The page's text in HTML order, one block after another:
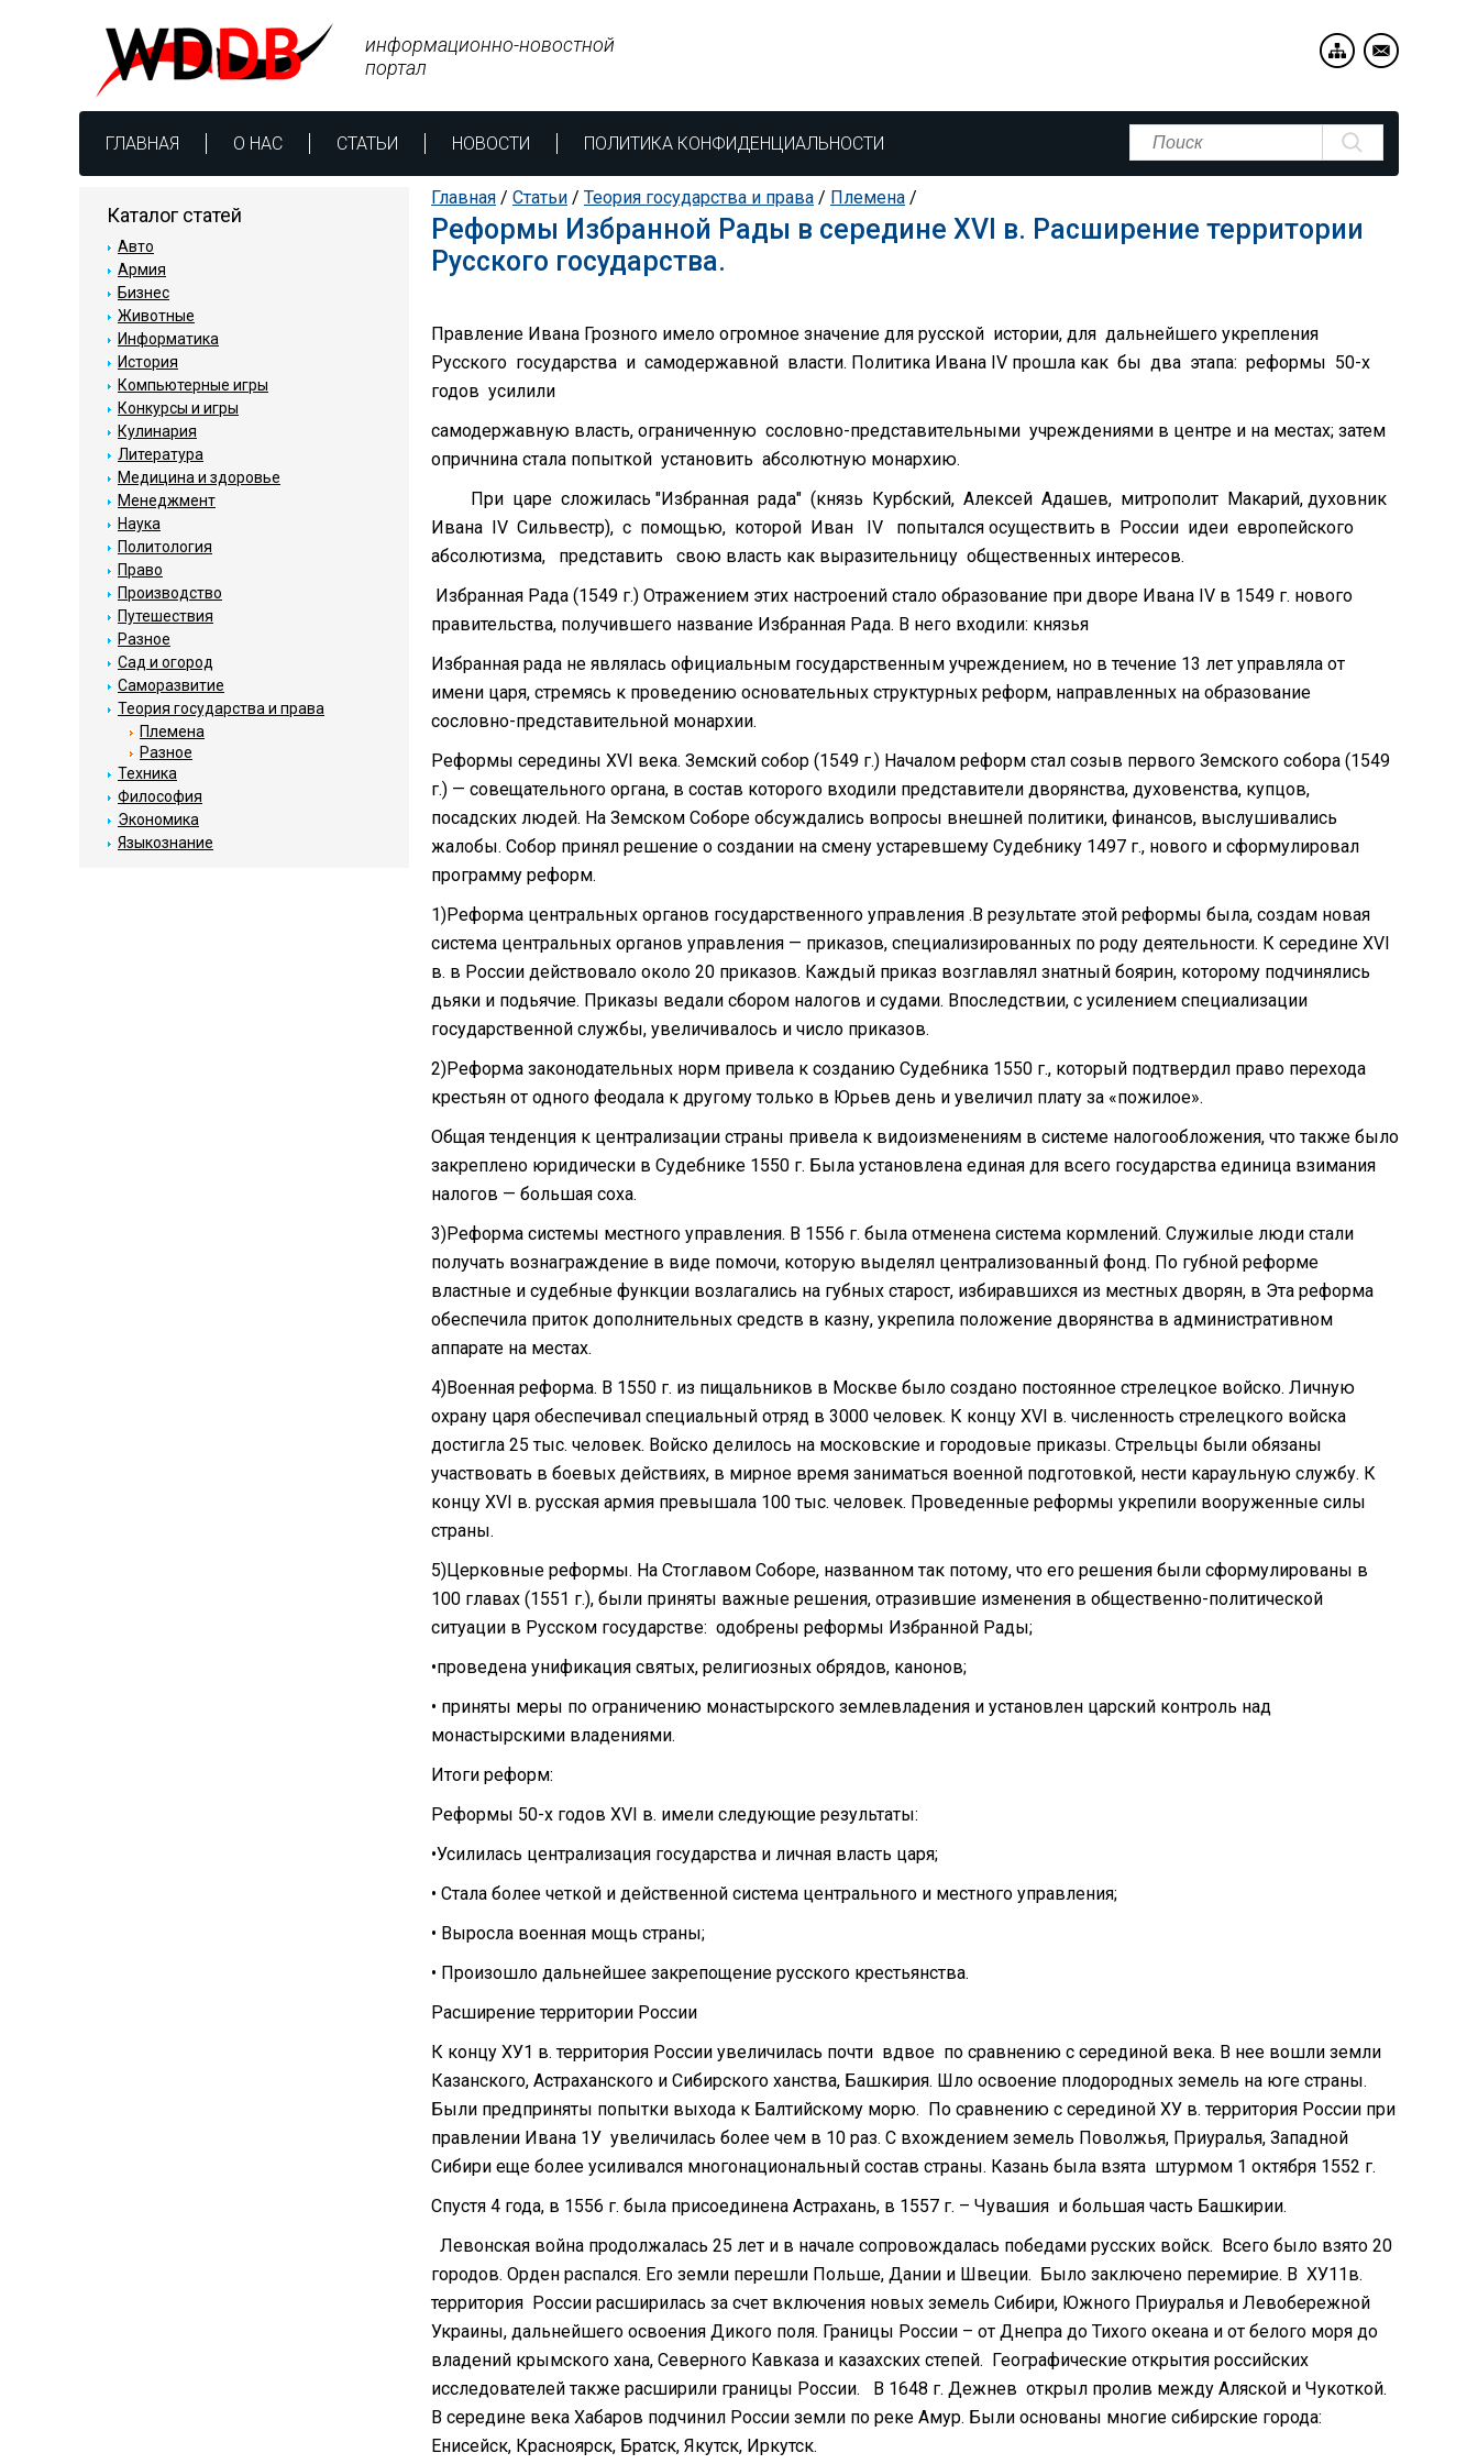
ГЛАВНАЯ О НАС СТАТЬИ НОВОСТИ ПОЛИТИКА КОНФИДЕНЦИАЛЬНОСТИ
информационно-новостной
портал
Главная / Статьи / Теория государства и права / Племена /
Реформы Избранной Рады в середине XVI в. Расширение территории
Русского государства.
Правление Ивана Грозного имело огромное значение для русской истории, для дальнейшего укрепления
Русского государства и самодержавной власти. Политика Ивана IV прошла как бы два этапа: реформы 50-х
годов усилили
самодержавную власть, ограниченную сословно-представительными учреждениями в центре и на местах; затем
опричнина стала попыткой установить абсолютную монархию.
При царе сложилась "Избранная рада" (князь Курбский, Алексей Адашев, митрополит Макарий, духовник
Ивана IV Сильвестр), с помощью, которой Иван IV попытался осуществить в России идеи европейского
абсолютизма, представить свою власть как выразительницу общественных интересов.
Избранная Рада (1549 г.) Отражением этих настроений стало образование при дворе Ивана IV в 1549 г. нового
правительства, получившего название Избранная Рада. В него входили: князья
Избранная рада не являлась официальным государственным учреждением, но в течение 13 лет управляла от
имени царя, стремясь к проведению основательных структурных реформ, направленных на образование
сословно-представительной монархии.
Реформы середины XVI века. Земский собор (1549 г.) Началом реформ стал созыв первого Земского собора (1549
г.) — совещательного органа, в состав которого входили представители дворянства, духовенства, купцов,
посадских людей. На Земском Соборе обсуждались вопросы внешней политики, финансов, выслушивались
жалобы. Собор принял решение о создании на смену устаревшему Судебнику 1497 г., нового и сформулировал
программу реформ.
1)Реформа центральных органов государственного управления .В результате этой реформы была, создам новая
система центральных органов управления — приказов, специализированных по роду деятельности. К середине XVI
в. в России действовало около 20 приказов. Каждый приказ возглавлял знатный боярин, которому подчинялись
дьяки и подьячие. Приказы ведали сбором налогов и судами. Впоследствии, с усилением специализации
государственной службы, увеличивалось и число приказов.
2)Реформа законодательных норм привела к созданию Судебника 1550 г., который подтвердил право перехода
крестьян от одного феодала к другому только в Юрьев день и увеличил плату за «пожилое».
Общая тенденция к централизации страны привела к видоизменениям в системе налогообложения, что также было
закреплено юридически в Судебнике 1550 г. Была установлена единая для всего государства единица взимания
налогов — большая соха.
3)Реформа системы местного управления. В 1556 г. была отменена система кормлений. Служилые люди стали
получать вознаграждение в виде помочи, которую выделял централизованный фонд. По губной реформе
властные и судебные функции возлагались на губных старост, избиравшихся из местных дворян, в Эта реформа
обеспечила приток дополнительных средств в казну, укрепила положение дворянства в административном
аппарате на местах.
4)Военная реформа. В 1550 г. из пищальников в Москве было создано постоянное стрелецкое войско. Личную
охрану царя обеспечивал специальный отряд в 3000 человек. К концу XVI в. численность стрелецкого войска
достигла 25 тыс. человек. Войско делилось на московские и городовые приказы. Стрельцы были обязаны
участвовать в боевых действиях, в мирное время заниматься военной подготовкой, нести караульную службу. К
концу XVI в. русская армия превышала 100 тыс. человек. Проведенные реформы укрепили вооруженные силы
страны.
5)Церковные реформы. На Стоглавом Соборе, названном так потому, что его решения были сформулированы в
100 главах (1551 г.), были приняты важные решения, отразившие изменения в общественно-политической
ситуации в Русском государстве: одобрены реформы Избранной Рады;
•проведена унификация святых, религиозных обрядов, канонов;
• приняты меры по ограничению монастырского землевладения и установлен царский контроль над
монастырскими владениями.
Итоги реформ:
Реформы 50-х годов XVI в. имели следующие результаты:
•Усилилась централизация государства и личная власть царя;
• Стала более четкой и действенной система центрального и местного управления;
• Выросла военная мощь страны;
• Произошло дальнейшее закрепощение русского крестьянства.
Расширение территории России
К концу ХУ1 в. территория России увеличилась почти вдвое по сравнению с серединой века. В нее вошли земли
Казанского, Астраханского и Сибирского ханства, Башкирия. Шло освоение плодородных земель на юге страны.
Были предприняты попытки выхода к Балтийскому морю. По сравнению с серединой ХУ в. территория России при
правлении Ивана 1У увеличилась более чем в 10 раз. С вхождением земель Поволжья, Приуралья, Западной
Сибири еще более усиливался многонациональный состав страны. Казань была взята штурмом 1 октября 1552 г.
Спустя 4 года, в 1556 г. была присоединена Астрахань, в 1557 г. – Чувашия и большая часть Башкирии.
Левонская война продолжалась 25 лет и в начале сопровождалась победами русских войск. Всего было взято 20
городов. Орден распался. Его земли перешли Польше, Дании и Швеции. Было заключено перемирие. В ХУ11в.
территория России расширилась за счет включения новых земель Сибири, Южного Приуралья и Левобережной
Украины, дальнейшего освоения Дикого поля. Границы России – от Днепра до Тихого океана и от белого моря до
владений крымского хана, Северного Кавказа и казахских степей. Географические открытия российских
исследователей также расширили границы России. В 1648 г. Дежнев открыл пролив между Аляской и Чукоткой.
В середине века Хабаров подчинил России земли по реке Амур. Были основаны многие сибирские города:
Енисейск, Красноярск, Братск, Якутск, Иркутск.
Каталог статей
Авто
Армия
Бизнес
Животные
Информатика
История
Компьютерные игры
Конкурсы и игры
Кулинария
Литература
Медицина и здоровье
Менеджмент
Наука
Политология
Право
Производство
Путешествия
Разное
Сад и огород
Саморазвитие
Теория государства и права
Племена
Разное
Техника
Философия
Экономика
Языкознание